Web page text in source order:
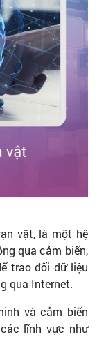
vật, là một hệ
qua cảm biến,
trao đổi dữ liệu
qua Internet.
và cảm biến
lĩnh vực như